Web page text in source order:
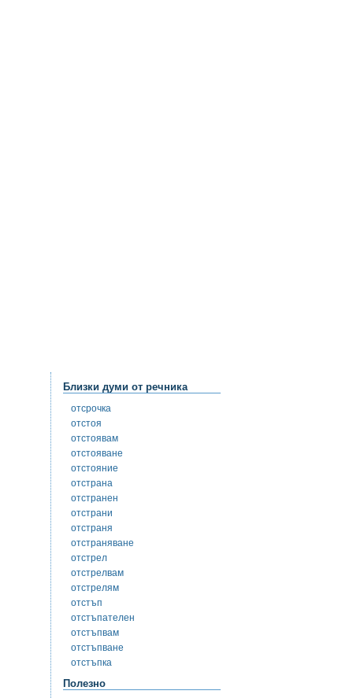
Близки думи от речника
отсрочка
отстоя
отстоявам
отстояване
отстояние
отстрана
отстранен
отстрани
отстраня
отстраняване
отстрел
отстрелвам
отстрелям
отстъп
отстъпателен
отстъпвам
отстъпване
отстъпка
Полезно